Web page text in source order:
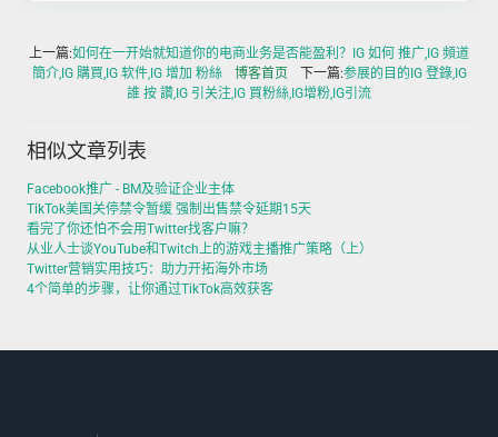
上一篇:如何在一开始就知道你的电商业务是否能盈利？IG 如何 推广,IG 頻道
簡介,IG 購買,IG 软件,IG 增加 粉絲
博客首页 下一篇:参展的目的IG 登錄,IG
誰 按 讚,IG 引关注,IG 買粉絲,IG增粉,IG引流
相似文章列表
Facebook推广 - BM及验证企业主体
TikTok美国关停禁令暂缓 强制出售禁令延期15天
看完了你还怕不会用Twitter找客户嘛？
从业人士谈YouTube和Twitch上的游戏主播推广策略（上）
Twitter营销实用技巧：助力开拓海外市场
4个简单的步骤，让你通过TikTok高效获客